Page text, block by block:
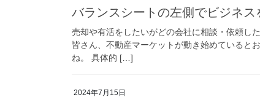
バランスシートの左側でビジネ
売却や有活をしたいがどの会社に相談・依頼し
皆さん、不動産マーケットが動き始めていると
ね。 具体的 […]
2024年7月15日